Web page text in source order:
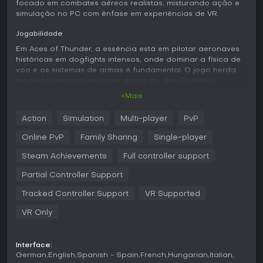
focado em combates aéreos realistas, misturando ação e
simulação no PC com ênfase em experiências de VR.
Jogabilidade
Em Aces of Thunder, a essência está em pilotar aeronaves
históricas em dogfights intensos, onde dominar a física de
voo e os sistemas de armas é fundamental. O jogo herda
completo a hardware HOTAS. O modo VR eleva isso com
interações diretas nos elementos do cockpit via controles
configurações tradicionais. Os combates exigem superar
lidar com fatores ambientais em mapas variados. Um
sessões, aprofundando a preparação.
As mecânicas pedem prática para assimilar o
impactam o desempenho de forma realista, exigindo
decisões táticas em batalha. Enfrentamentos multiplayer
+Mais
Action Simulation Multi-player PvP
Online PvP Family Sharing Single-player
Steam Achievements Full controller support
Partial Controller Support
Tracked Controller Support VR Supported
VR Only
Interface:
German English Spanish - Spain French Hungarian Italian